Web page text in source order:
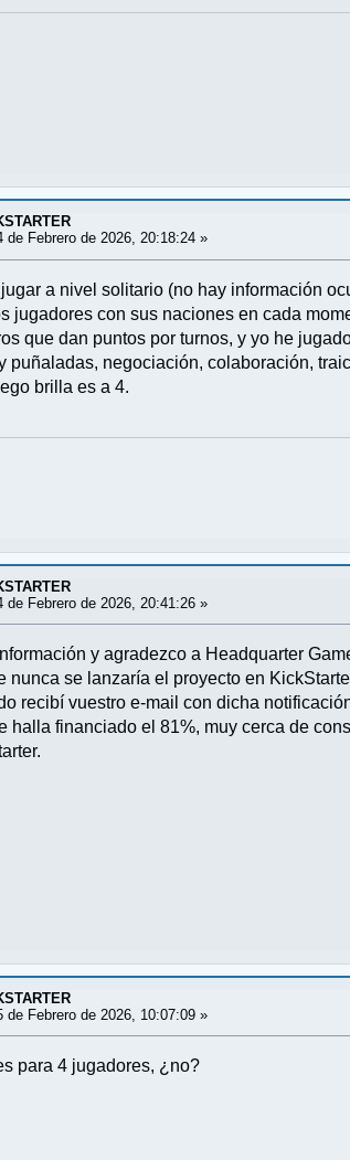
de Febrero de 2026, 20:18:24 »
a nivel solitario (no hay información
jugadores con sus naciones en cada
que dan puntos por turnos, y yo he
puñaladas, negociación, colaboración,
brilla es a 4.
de Febrero de 2026, 20:41:26 »
y agradezco a Headquarter
nunca se lanzaría el proyecto en
recibí vuestro e-mail con dicha
halla financiado el 81%, muy cerca de
de Febrero de 2026, 10:07:09 »
para 4 jugadores, ¿no?